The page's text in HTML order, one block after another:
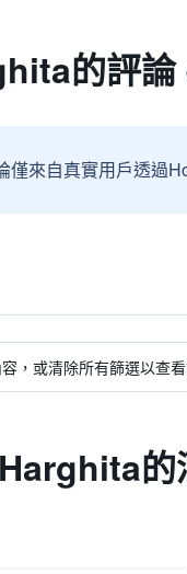
的評論
僅來自真實用戶透過
，或清除所有篩選以查看
的